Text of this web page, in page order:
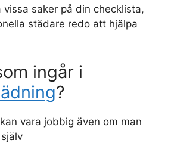
saker på din checklista,
städare redo att hjälpa
ingår i
?
vara jobbig även om man